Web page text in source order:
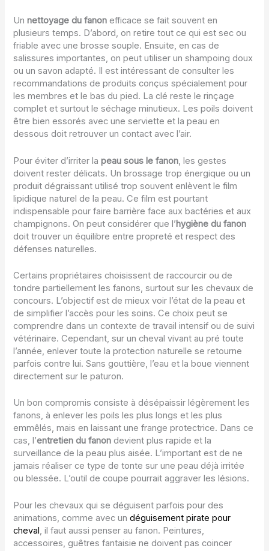
Unnettoyage du fanon efficace se fait souvent en
plusieurs temps. D’abord, on retire tout ce qui est sec ou
friable avec une brosse souple. Ensuite, en cas de
salissures importantes, on peut utiliser un shampoing doux
ou un savon adapté. Il est intéressant de consulter les
recommandations de produits conçus spécialement pour
les membres et le bas du pied. La clé reste le rinçage
complet et surtout le séchage minutieux. Les poils doivent
être bien essorés avec une serviette et la peau en
dessous doit retrouver un contact avec l’air.
Pour éviter d’irriter lapeau sous le fanon, les gestes
doivent rester délicats. Un brossage trop énergique ou un
produit dégraissant utilisé trop souvent enlèvent le film
lipidique naturel de la peau. Ce film est pourtant
indispensable pour faire barrière face aux bactéries et aux
champignons. On peut considérer que l’hygiène du fanon
doit trouver un équilibre entre propreté et respect des
défenses naturelles.
Certains propriétaires choisissent de raccourcir ou de
tondre partiellement les fanons, surtout sur les chevaux de
concours. L’objectif est de mieux voir l’état de la peau et
de simplifier l’accès pour les soins. Ce choix peut se
comprendre dans un contexte de travail intensif ou de suivi
vétérinaire. Cependant, sur un cheval vivant au pré toute
l’année, enlever toute la protection naturelle se retourne
parfois contre lui. Sans gouttière, l’eau et la boue viennent
directement sur le paturon.
Un bon compromis consiste à désépaissir légèrement les
fanons, à enlever les poils les plus longs et les plus
emmêlés, mais en laissant une frange protectrice. Dans ce
cas, l’entretien du fanon devient plus rapide et la
surveillance de la peau plus aisée. L’important est de ne
jamais réaliser ce type de tonte sur une peau déjà irritée
ou blessée. L’outil de coupe pourrait aggraver les lésions.
Pour les chevaux qui se déguisent parfois pour des
animations, comme avec undéguisement pirate pour
cheval, il faut aussi penser au fanon. Peintures,
accessoires, guêtres fantaisie ne doivent pas coincer